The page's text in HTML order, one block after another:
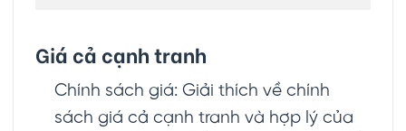
Giá cả cạnh tranh
Chính sách giá: Giải thích về chính
sách giá cả cạnh tranh và hợp lý của